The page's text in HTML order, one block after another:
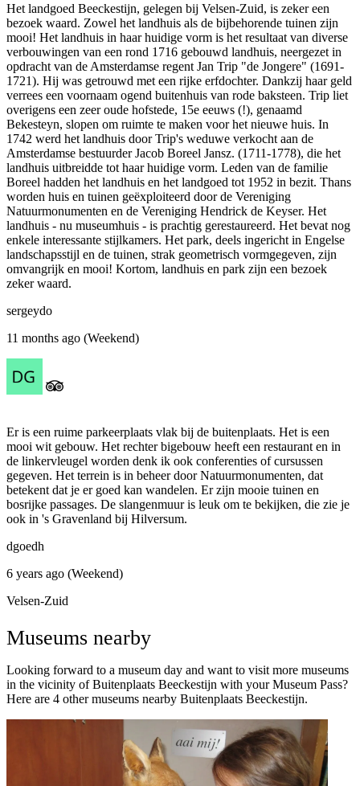
Het landgoed Beeckestijn, gelegen bij Velsen-Zuid, is zeker een
bezoek waard. Zowel het landhuis als de bijbehorende tuinen zijn
mooi! Het landhuis in haar huidige vorm is het resultaat van diverse
verbouwingen van een rond 1716 gebouwd landhuis, neergezet in
opdracht van de Amsterdamse regent Jan Trip "de Jongere" (1691-
1721). Hij was getrouwd met een rijke erfdochter. Dankzij haar geld
verrees een voornaam ogend buitenhuis van rode baksteen. Trip liet
overigens een zeer oude hofstede, 15e eeuws (!), genaamd
Bekesteyn, slopen om ruimte te maken voor het nieuwe huis. In
1742 werd het landhuis door Trip's weduwe verkocht aan de
Amsterdamse bestuurder Jacob Boreel Jansz. (1711-1778), die het
landhuis uitbreidde tot haar huidige vorm. Leden van de familie
Boreel hadden het landhuis en het landgoed tot 1952 in bezit. Thans
worden huis en tuinen geëxploiteerd door de Vereniging
Natuurmonumenten en de Vereniging Hendrick de Keyser. Het
landhuis - nu museumhuis - is prachtig gerestaureerd. Het bevat nog
enkele interessante stijlkamers. Het park, deels ingericht in Engelse
landschapsstijl en de tuinen, strak geometrisch vormgegeven, zijn
omvangrijk en mooi! Kortom, landhuis en park zijn een bezoek
zeker waard.
sergeydo
11 months ago (Weekend)
Er is een ruime parkeerplaats vlak bij de buitenplaats. Het is een
mooi wit gebouw. Het rechter bigebouw heeft een restaurant en in
de linkervleugel worden denk ik ook conferenties of cursussen
gegeven. Het terrein is in beheer door Natuurmonumenten, dat
betekent dat je er goed kan wandelen. Er zijn mooie tuinen en
bosrijke passages. De slangenmuur is leuk om te bekijken, die zie je
ook in 's Gravenland bij Hilversum.
dgoedh
6 years ago (Weekend)
Velsen-Zuid
Museums nearby
Looking forward to a museum day and want to visit more museums
in the vicinity of Buitenplaats Beeckestijn with your Museum Pass?
Here are 4 other museums nearby Buitenplaats Beeckestijn.